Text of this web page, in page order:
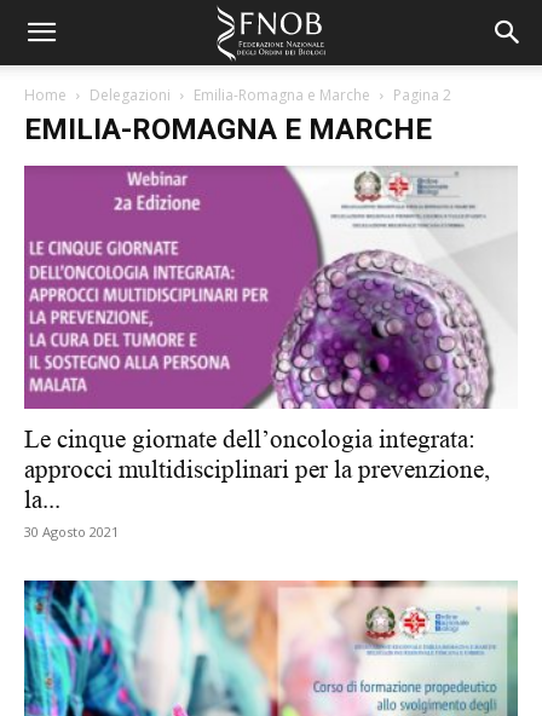
Home Delegazioni Emilia-Romagna e Marche Pagina 2
EMILIA-ROMAGNA E MARCHE
Le cinque giornate dell’oncologia integrata:
approcci multidisciplinari per la prevenzione,
la...
30 Agosto 2021